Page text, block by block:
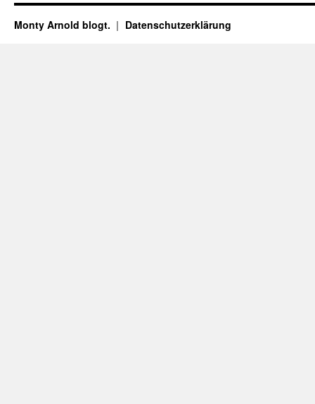
Monty Arnold blogt. Datenschutz­erklärung